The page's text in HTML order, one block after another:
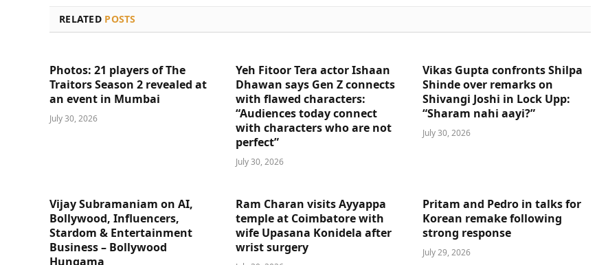
RELATED POSTS
Photos: 21 players of The
Traitors Season 2 revealed at
an event in Mumbai
July 30, 2026
Yeh Fitoor Tera actor Ishaan
Dhawan says Gen Z connects
with flawed characters:
“Audiences today connect
with characters who are not
perfect”
July 30, 2026
Vikas Gupta confronts Shilpa
Shinde over remarks on
Shivangi Joshi in Lock Upp:
“Sharam nahi aayi?”
July 30, 2026
Vijay Subramaniam on AI,
Bollywood, Influencers,
Stardom & Entertainment
Business – Bollywood
Hungama
Ram Charan visits Ayyappa
temple at Coimbatore with
wife Upasana Konidela after
wrist surgery
Pritam and Pedro in talks for
Korean remake following
strong response
July 29, 2026